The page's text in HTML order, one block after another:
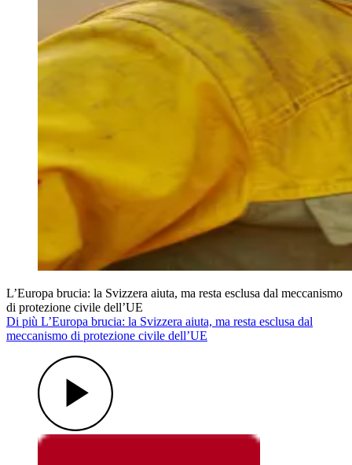
L’Europa brucia: la Svizzera aiuta, ma resta esclusa dal meccanismo
di protezione civile dell’UE
Di più L’Europa brucia: la Svizzera aiuta, ma resta esclusa dal
meccanismo di protezione civile dell’UE